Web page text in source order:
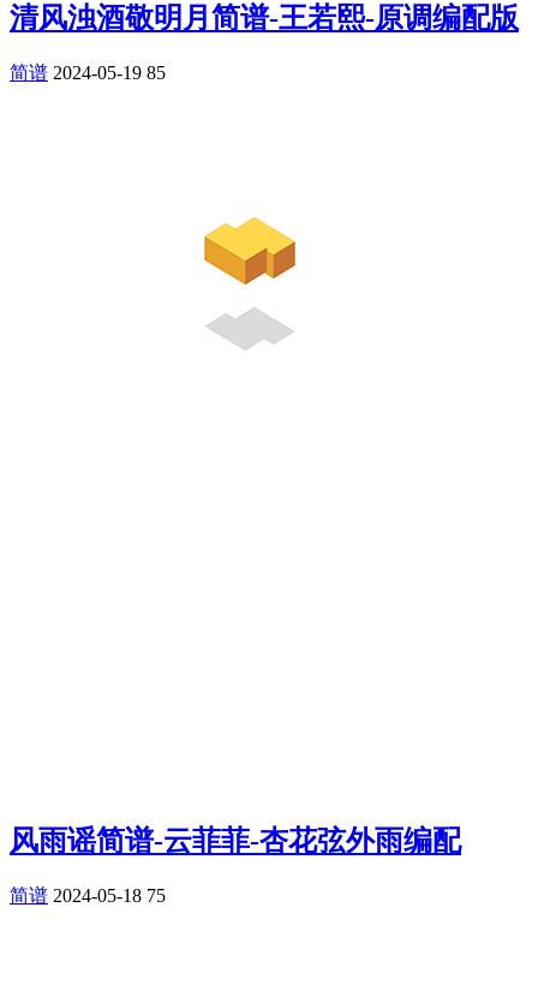
清风浊酒敬明月简谱-王若熙-原调编配版
简谱 2024-05-19 85
风雨谣简谱-云菲菲-杏花弦外雨编配
简谱 2024-05-18 75